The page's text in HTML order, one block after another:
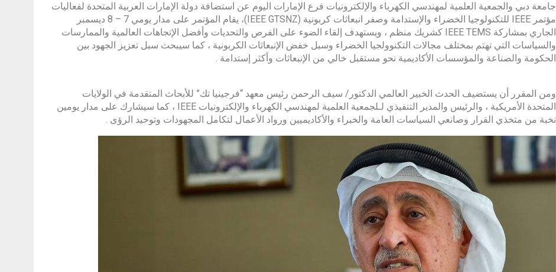
جامعة دبي والجمعية العلمية لمهندسي الكهرباء والإلكترونيات فرع الإمارات اليوم عن استضافة دولة الإمارات العربية المتحدة لفعاليات
مؤتمر IEEE للتكنولوجيا الخضراء والإستدامة وصفر انبعاثات كربونية (IEEE GTSNZ)، يقام المؤتمر على مدار يومي 7 – 8 ديسمبر
الجاري بمشاركة IEEE TEMS كشريك منظم ، ويستهدف إلقاء الضوء على الفرص والتحديات وأفضل الإتجاهات العالمية والممارسات
والسياسات التي تهتم بمختلف مجالات التكنوولجيا الخضراء وسبل خفض الإنبعاثات الكربونية ، كما سيبحث سبل تعزيز الجهود بين
الحكومة والصناعة والمؤسسات الأكاديمية نحو مستقبل خالي من الإنبعاثات وأكثر إستدامة .
ومن المقرر أن يستضيف الحدث الخبير العالمي الدكتور/ سيف الرحمن رئيس معهد “فرجينيا تك” للأبحاث المتقدمة في الولايات
المتحدة الأمريكية ، والرئيس والمدير التنفيذي لـلجمعية العلمية لمهندسي الكهرباء والإلكترونيات IEEE ، كما سيشارك على مدار يومين
نخبة من متخذي القرار وصانعي السياسات العامة والخبراء والأكاديميين ورواد الأعمال لتكامل المجهودات وتوحيد الرؤى .